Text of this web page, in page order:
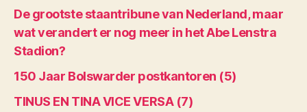
De grootste staantribune van Nederland, maar
wat verandert er nog meer in het Abe Lenstra
Stadion?
150 Jaar Bolswarder postkantoren (5)
TINUS EN TINA VICE VERSA (7)